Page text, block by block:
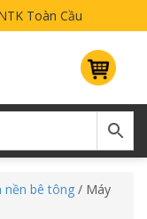
Toàn Cầu
nền bê tông / Máy